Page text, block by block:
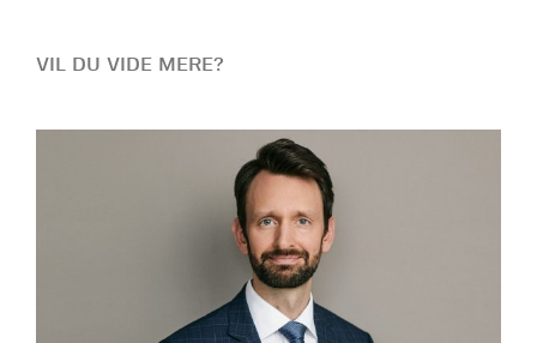
VIL DU VIDE MERE?